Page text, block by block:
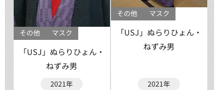
その他 マスク
「USJ」ぬらりひょん・
ねずみ男
2021年
その他 マスク
「USJ」ぬらりひょん・
ねずみ男
2021年